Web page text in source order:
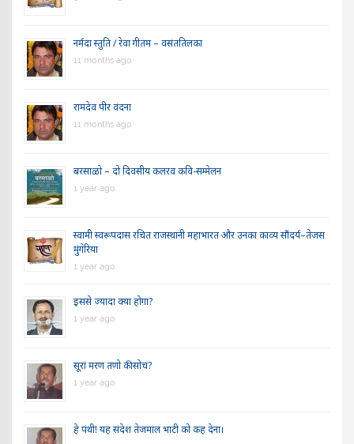
नर्मदा स्तुति / रेवा गीतम – वसंततिलका
11 months ago
रामदेव पीर वंदना
11 months ago
बरसाळो – दो दिवसीय कलरव कवि-सम्मेलन
1 year ago
स्वामी स्वरूपदास रचित राजस्थानी महाभारत और उनका काव्य सौंदर्य–तेजस
मुंगेरिया
1 year ago
इससे ज्यादा क्या होगा?
1 year ago
सूरां मरण तणो की सोच?
1 year ago
हे पंथी! यह संदेश तेजमाल भाटी को कह देना।